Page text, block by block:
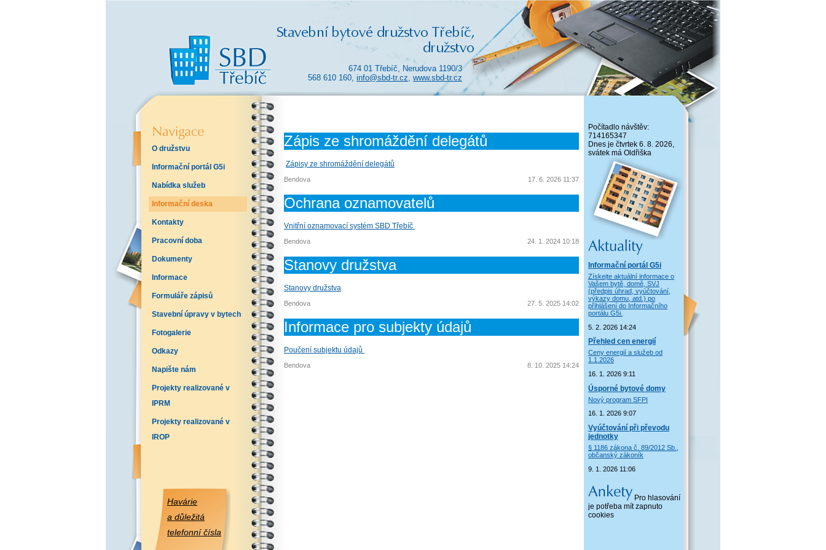
674 01 Třebíč, Nerudova 1190/3
568 610 160, info@sbd-tr.cz, www.sbd-tr.cz
O družstvu
Informační portál G5i
Nabídka služeb
Informační deska
Kontakty
Pracovní doba
Dokumenty
Informace
Formuláře zápisů
Stavební úpravy v bytech
Fotogalerie
Odkazy
Napište nám
Projekty realizované v
IPRM
Projekty realizované v
IROP
Havárie
a důležitá
telefonní čísla
Počítadlo návštěv:
714165347
Dnes je čtvrtek 6. 8. 2026,
svátek má Oldřiška
Informační portál G5i
Získejte aktuální informace o
Vašem bytě, domě, SVJ
(předpis úhrad, vyúčtování,
výkazy domu, atd.) po
přihlášení do Informačního
portálu G5i.
5. 2. 2026 14:24
Přehled cen energií
Ceny energií a služeb od
1.1.2026
16. 1. 2026 9:11
Úsporné bytové domy
Nový program SFPI
16. 1. 2026 9:07
Vyúčtování při převodu
jednotky
§ 1186 zákona č. 89/2012 Sb.,
občanský zákoník
9. 1. 2026 11:06
Pro hlasování
je potřeba mít zapnuto
cookies
Zápis ze shromáždění delegátů
Zápisy ze shromáždění delegátů
Bendova 17. 6. 2026 11:37
Ochrana oznamovatelů
Vnitřní oznamovací systém SBD Třebíč
Bendova 24. 1. 2024 10:18
Stanovy družstva
Stanovy družstva
Bendova 27. 5. 2025 14:02
Informace pro subjekty údajů
Poučení subjektu údajů
Bendova 8. 10. 2025 14:24